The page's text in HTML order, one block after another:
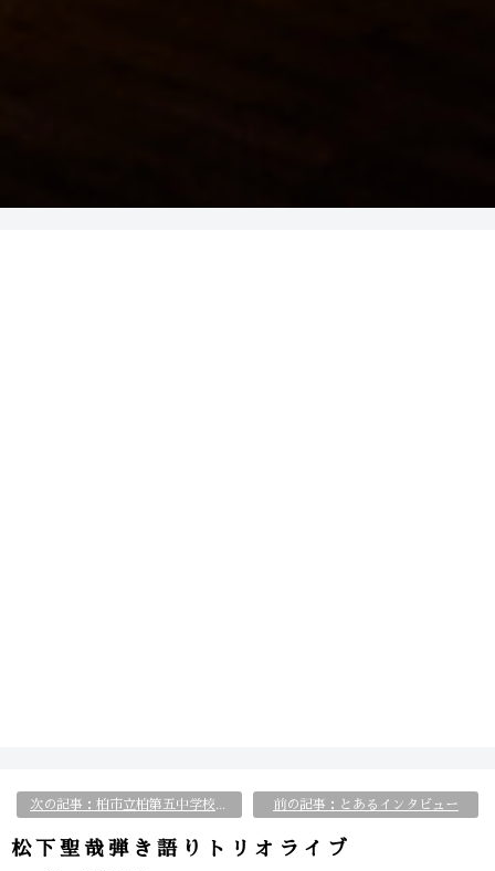
次の記事：柏市立柏第五中学校にてキャリア教育講演会＆演奏会 前の記事：とあるインタビュー
松下聖哉弾き語りトリオライブ